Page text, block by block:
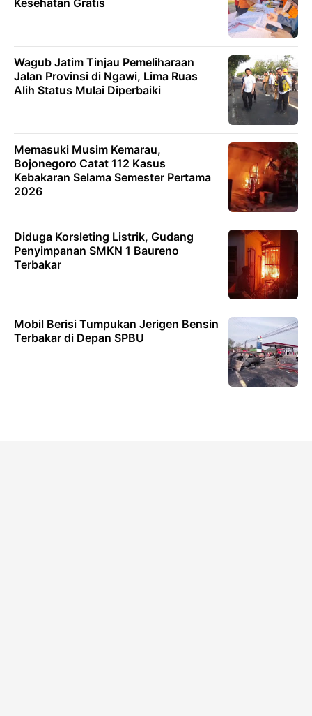
Wagub Jatim Tinjau Pemeliharaan
Jalan Provinsi di Ngawi, Lima Ruas
Alih Status Mulai Diperbaiki
Memasuki Musim Kemarau,
Bojonegoro Catat 112 Kasus
Kebakaran Selama Semester Pertama
2026
Diduga Korsleting Listrik, Gudang
Penyimpanan SMKN 1 Baureno
Terbakar
Mobil Berisi Tumpukan Jerigen Bensin
Terbakar di Depan SPBU